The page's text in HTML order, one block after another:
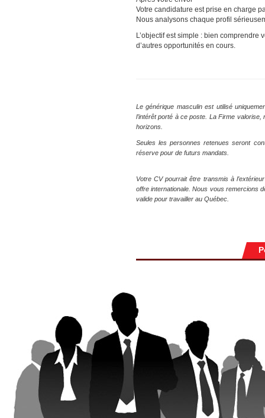
Votre candidature est prise en charge
Nous analysons chaque profil
L’objectif est simple : bien
d’autres opportunités en cours.
Le générique masculin est utilisé
l’intérêt porté à ce poste. La Firme
horizons.
Seules les personnes retenues seront
réserve pour de futurs mandats.
Votre CV pourrait être transmis à
offre internationale. Nous vous remercions
valide pour travailler au Québec.